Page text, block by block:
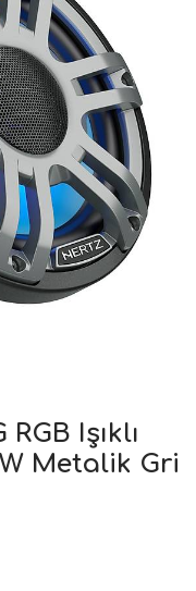
Işıklı
Metalik Gri